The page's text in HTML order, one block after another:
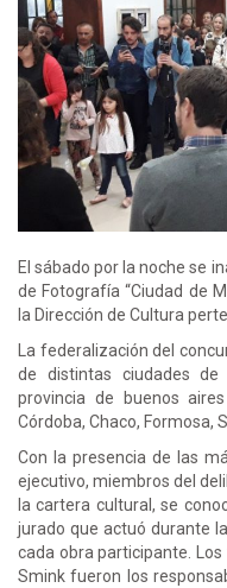
El sábado por la noche se
de Fotografía “Ciudad de
la Dirección de Cultura
La federalización del
de distintas ciudades
provincia de buenos
Córdoba, Chaco, Formosa,
Con la presencia de las
ejecutivo, miembros del
la cartera cultural, se
jurado que actuó durante
cada obra participante.
Smink fueron los